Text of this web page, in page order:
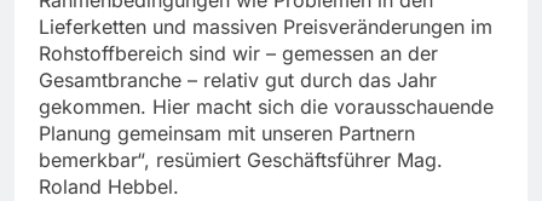
Lieferketten und massiven Preisveränderungen im
Rohstoffbereich sind wir – gemessen an der
Gesamtbranche – relativ gut durch das Jahr
gekommen. Hier macht sich die vorausschauende
Planung gemeinsam mit unseren Partnern
bemerkbar“, resümiert Geschäftsführer Mag.
Roland Hebbel.